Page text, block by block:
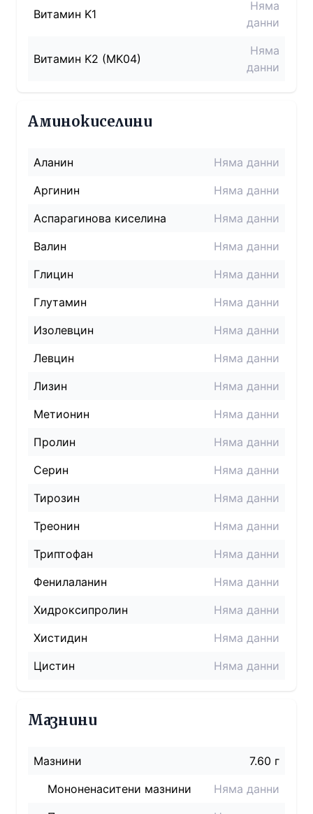
Витамин K1
Няма
данни
Витамин K2 (MK04)
Няма
данни
Аминокиселини
Аланин
Няма данни
Аргинин
Няма данни
Аспарагинова киселина
Няма данни
Валин
Няма данни
Глицин
Няма данни
Глутамин
Няма данни
Изолевцин
Няма данни
Левцин
Няма данни
Лизин
Няма данни
Метионин
Няма данни
Пролин
Няма данни
Серин
Няма данни
Тирозин
Няма данни
Треонин
Няма данни
Триптофан
Няма данни
Фенилаланин
Няма данни
Хидроксипролин
Няма данни
Хистидин
Няма данни
Цистин
Няма данни
Мазнини
Мазнини
7.60 г
Мононенаситени мазнини
Няма данни